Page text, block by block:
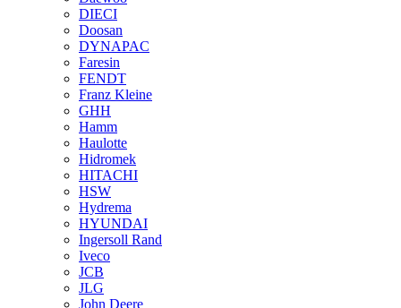
DIECI
Doosan
DYNAPAC
Faresin
FENDT
Franz Kleine
GHH
Hamm
Haulotte
Hidromek
HITACHI
HSW
Hydrema
HYUNDAI
Ingersoll Rand
Iveco
JCB
JLG
John Deere